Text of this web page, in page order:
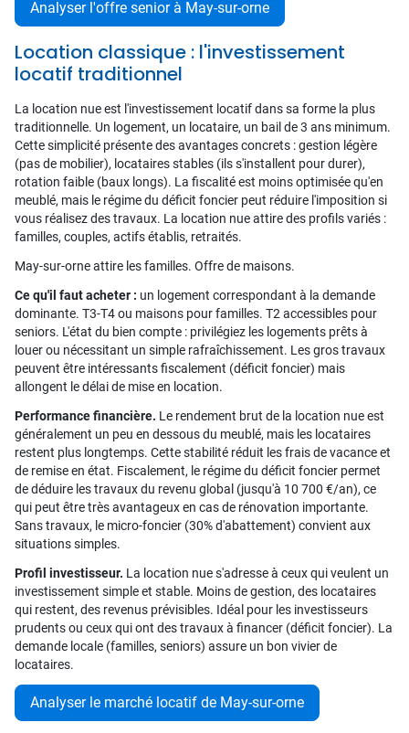
Analyser l'offre senior à May-sur-orne
Location classique : l'investissement
locatif traditionnel
La location nue est l'investissement locatif dans sa forme la plus
traditionnelle. Un logement, un locataire, un bail de 3 ans minimum.
Cette simplicité présente des avantages concrets : gestion légère
(pas de mobilier), locataires stables (ils s'installent pour durer),
rotation faible (baux longs). La fiscalité est moins optimisée qu'en
meublé, mais le régime du déficit foncier peut réduire l'imposition si
vous réalisez des travaux. La location nue attire des profils variés :
familles, couples, actifs établis, retraités.
May-sur-orne attire les familles. Offre de maisons.
Ce qu'il faut acheter : un logement correspondant à la demande
dominante. T3-T4 ou maisons pour familles. T2 accessibles pour
seniors. L'état du bien compte : privilégiez les logements prêts à
louer ou nécessitant un simple rafraîchissement. Les gros travaux
peuvent être intéressants fiscalement (déficit foncier) mais
allongent le délai de mise en location.
Performance financière. Le rendement brut de la location nue est
généralement un peu en dessous du meublé, mais les locataires
restent plus longtemps. Cette stabilité réduit les frais de vacance et
de remise en état. Fiscalement, le régime du déficit foncier permet
de déduire les travaux du revenu global (jusqu'à 10 700 €/an), ce
qui peut être très avantageux en cas de rénovation importante.
Sans travaux, le micro-foncier (30% d'abattement) convient aux
situations simples.
Profil investisseur. La location nue s'adresse à ceux qui veulent un
investissement simple et stable. Moins de gestion, des locataires
qui restent, des revenus prévisibles. Idéal pour les investisseurs
prudents ou ceux qui ont des travaux à financer (déficit foncier). La
demande locale (familles, seniors) assure un bon vivier de
locataires.
Analyser le marché locatif de May-sur-orne